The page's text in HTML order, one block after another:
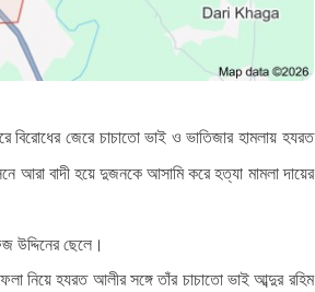
বিরোধের জেরে চাচাতো ভাই ও ভাতিজার হামলায় হযরত
বাদী হয়ে দুজনকে আসামি করে হত্যা মামলা দায়ের
উদ্দিনের ছেলে।
নিয়ে হযরত আলীর সঙ্গে তাঁর চাচাতো ভাই আব্দুর রহিম